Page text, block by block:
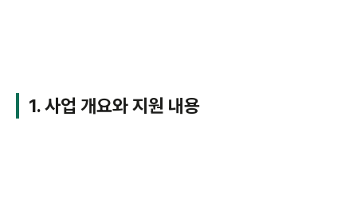
1. 사업 개요와 지원 내용